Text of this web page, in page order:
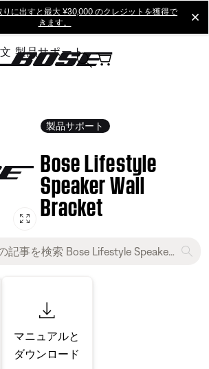
りに出すと最大 ¥30,000 のクレジットを獲得で
きます。
製品サポート
製品サポート
Bose Lifestyle
Speaker Wall
Bracket
マニュアルと
ダウンロード